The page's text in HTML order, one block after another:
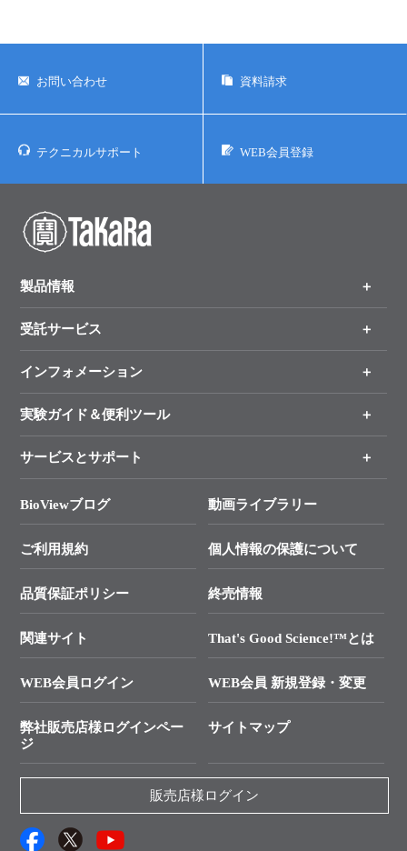
お問い合わせ 資料請求
テクニカルサポート WEB会員登録
製品情報
製品一覧
手法から製品を探す
新製品情報
受託サービス
オンライン注文
インフォメーション
キャンペーン
タカラバイオ各種会員募集のお知らせ
終売製品のお知らせ
価格改定のご案内
技術セミナーのご案内
タカラバイオ発表文献
実験ガイド＆便利ツール
リアルタイムPCR実験のススメ
幹細胞・再生医療研究ガイド
クローニング実験ガイド
SMARTer NGSポータルサイト
プライマー設計
制限酵素切断サイトの検索
ユーザーズボイス集
抗体検索サイト
サービスとサポート
総合お問い合わせ
├ 実験コンシェルジュ
├ 受託サービスお問い合わせ
資料請求 機器関連
資料請求 受託関連
資料請求 核酸抽出・精製カタログ
サンプル請求一覧
BioViewブログ 動画ライブラリー
ご利用規約 個人情報の保護について
品質保証ポリシー 終売情報
関連サイト That's Good Science!™とは
WEB会員ログイン WEB会員 新規登録・変更
弊社販売店様ログインペー
ジ
サイトマップ
販売店様ログイン